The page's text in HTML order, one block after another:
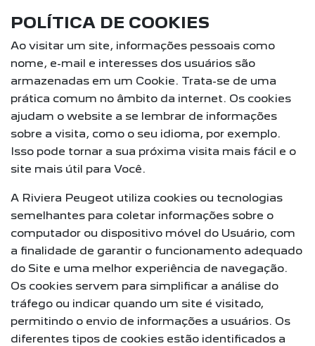
POLÍTICA DE COOKIES
Ao visitar um site, informações pessoais como
nome, e-mail e interesses dos usuários são
armazenadas em um Cookie. Trata-se de uma
prática comum no âmbito da internet. Os cookies
ajudam o website a se lembrar de informações
sobre a visita, como o seu idioma, por exemplo.
Isso pode tornar a sua próxima visita mais fácil e o
site mais útil para Você.
A Riviera Peugeot utiliza cookies ou tecnologias
semelhantes para coletar informações sobre o
computador ou dispositivo móvel do Usuário, com
a finalidade de garantir o funcionamento adequado
do Site e uma melhor experiência de navegação.
Os cookies servem para simplificar a análise do
tráfego ou indicar quando um site é visitado,
permitindo o envio de informações a usuários. Os
diferentes tipos de cookies estão identificados a